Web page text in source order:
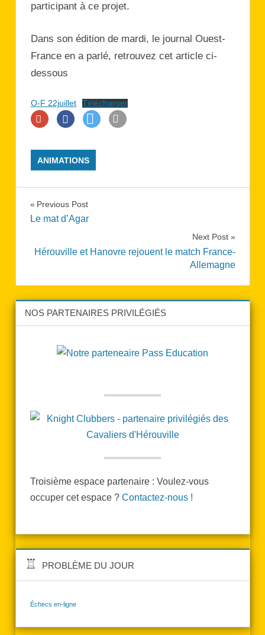
participant à ce projet.
Dans son édition de mardi, le journal Ouest-
France en a parlé, retrouvez cet article ci-
dessous
O-F 22juillet Télécharger
ANIMATIONS
Navigation
l’article
Previous Post
Le mat d’Agar
Next Post
Hérouville et Hanovre rejouent le match France-
Allemagne
NOS PARTENAIRES PRIVILÉGIÉS
Troisième espace partenaire : Voulez-vous
occuper cet espace ? Contactez-nous !
PROBLÈME DU JOUR
Échecs en-ligne